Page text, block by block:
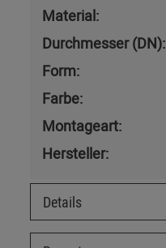
Material:
Durchmesser (DN):
Form:
Farbe:
Montageart:
Hersteller:
Details